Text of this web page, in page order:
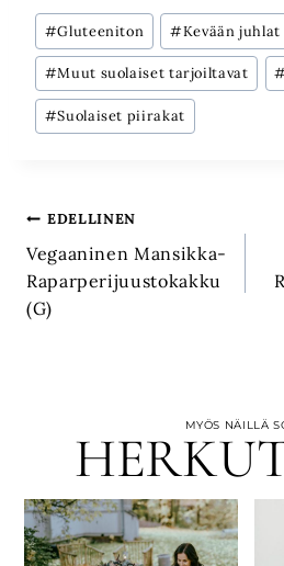
Avainsanat:
#Gluteeniton #Kevään juhlat
#Muut suolaiset tarjoiltavat #
#Suolaiset piirakat
Artikkelien
selaus
EDELLINEN
Vegaaninen Mansikka-
Raparperijuustokakku
(G)
MYÖS NÄILLÄ